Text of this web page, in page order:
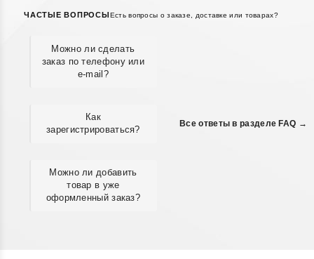
ЧАСТЫЕ ВОПРОСЫ Есть вопросы о заказе, доставке или товарах?
Можно ли сделать
заказ по телефону или
e-mail?
Как
зарегистрироваться?
Можно ли добавить
товар в уже
оформленный заказ?
Все ответы в разделе FAQ →